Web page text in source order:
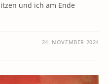
und ich am Ende
24. NOVEMBER 2024